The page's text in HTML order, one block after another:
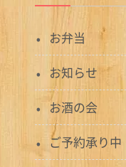
お弁当
お知らせ
お酒の会
ご予約承り中